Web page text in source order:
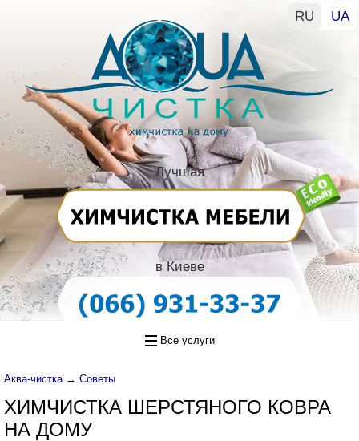
RU UA
Лучшая
в Киеве
Все услуги
Аква-чистка → Советы
ХИМЧИСТКА ШЕРСТЯНОГО КОВРА
НА ДОМУ